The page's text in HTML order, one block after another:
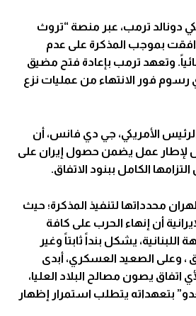
دونالد ترمب، عبر منصة “تروث
بموجب المذكرة على عدم
وتعهد ترمب بإعادة فتح مضيق
رسوم فور الانتهاء من عمليات نزع
الأمريكي، جي دي فانس، أن
لإطار عمل يضمن حصول إيران على
الكامل ببنود الاتفاق.
محدداتها لتنفيذ المذكرة؛ حيث
أن إنهاء الحرب على كافة
اللبنانية، يشكل بنداً ثابتاً وغير
، وعلى الصعيد العسكري، أبدى
اتفاق يصون مصالح البلاد العليا،
بتعهداته يتطلب استمرار إظهار